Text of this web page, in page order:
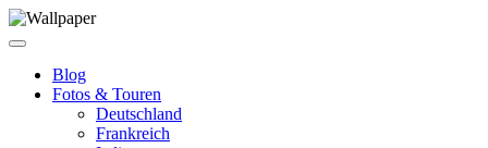
Blog
Fotos & Touren
Deutschland
Frankreich